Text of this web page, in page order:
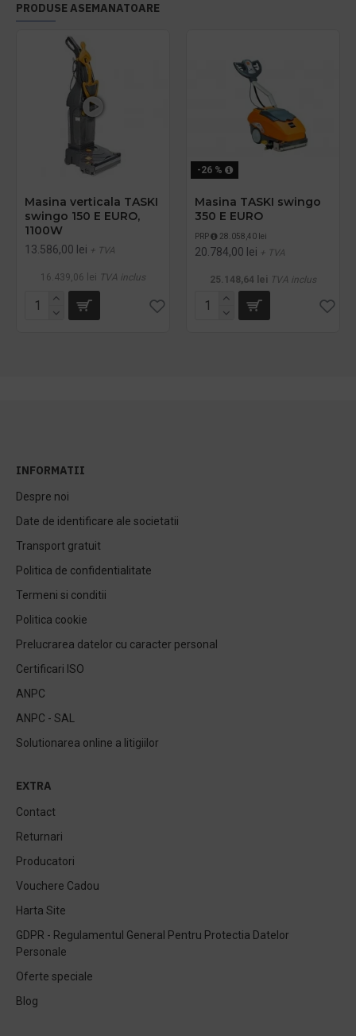
PRODUSE ASEMANATOARE
Masina verticala TASKI
swingo 150 E EURO,
1100W
13.586,00 lei + TVA
16.439,06 lei TVA inclus
-26 %
Masina TASKI swingo
350 E EURO
PRP 28.058,40 lei
20.784,00 lei + TVA
25.148,64 lei TVA inclus
INFORMATII
Despre noi
Date de identificare ale societatii
Transport gratuit
Politica de confidentialitate
Termeni si conditii
Politica cookie
Prelucrarea datelor cu caracter personal
Certificari ISO
ANPC
ANPC - SAL
Solutionarea online a litigiilor
EXTRA
Contact
Returnari
Producatori
Vouchere Cadou
Harta Site
GDPR - Regulamentul General Pentru Protectia Datelor
Personale
Oferte speciale
Blog